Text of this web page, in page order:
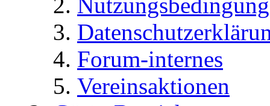
Forum-internes
Vereinsaktionen